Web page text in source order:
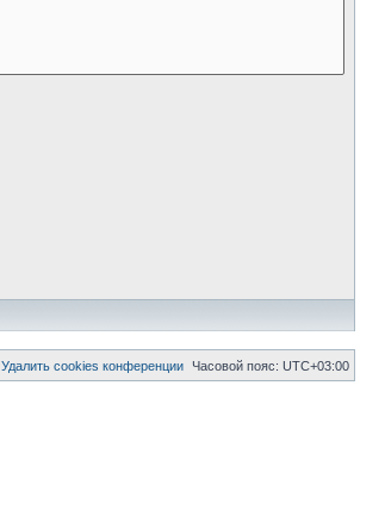
Часовой пояс: UTC+03:00
Удалить cookies конференции